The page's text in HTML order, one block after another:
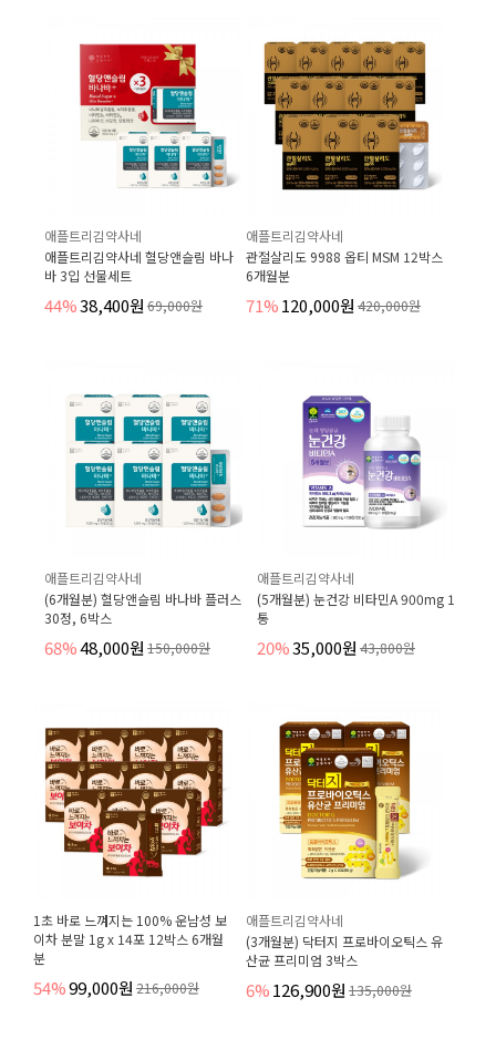
애플트리김약사네
애플트리김약사네 혈당앤슬림 바나
바 3입 선물세트
44%38,400원 69,000원
애플트리김약사네
관절살리도 9988 옵티 MSM 12박스
6개월분
71%120,000원 420,000원
애플트리김약사네
(6개월분) 혈당앤슬림 바나바 플러스
30정, 6박스
68%48,000원 150,000원
애플트리김약사네
(5개월분) 눈건강 비타민A 900mg 1
통
20%35,000원 43,800원
1초 바로 느껴지는 100% 운남성 보
이차 분말 1g x 14포 12박스 6개월
분
54%99,000원 216,000원
애플트리김약사네
(3개월분) 닥터지 프로바이오틱스 유
산균 프리미엄 3박스
6%126,900원 135,000원